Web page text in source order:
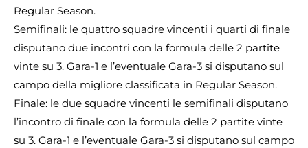
Regular Season.
Semifinali: le quattro squadre vincenti i quarti di finale
disputano due incontri con la formula delle 2 partite
vinte su 3. Gara-1 e l’eventuale Gara-3 si disputano sul
campo della migliore classificata in Regular Season.
Finale: le due squadre vincenti le semifinali disputano
l’incontro di finale con la formula delle 2 partite vinte
su 3. Gara-1 e l’eventuale Gara-3 si disputano sul campo